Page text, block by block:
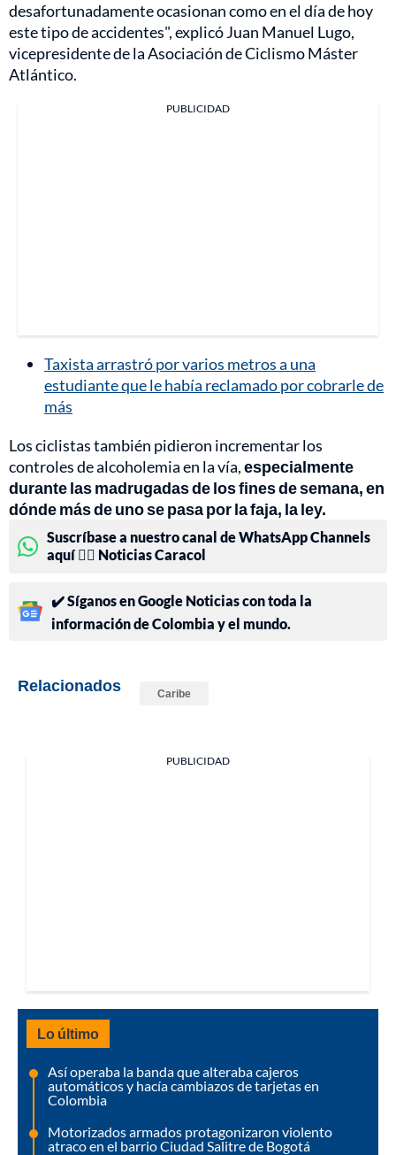
desafortunadamente ocasionan como en el día de hoy
este tipo de accidentes", explicó Juan Manuel Lugo,
vicepresidente de la Asociación de Ciclismo Máster
Atlántico.
PUBLICIDAD
Taxista arrastró por varios metros a una
estudiante que le había reclamado por cobrarle de
más
Los ciclistas también pidieron incrementar los
controles de alcoholemia en la vía,especialmente
durante las madrugadas de los fines de semana, en
dónde más de uno se pasa por la faja, la ley.
Suscríbase a nuestro canal de WhatsApp Channels
aquí 👉🏻 Noticias Caracol
✔️ Síganos en Google Noticias con toda la
información de Colombia y el mundo.
Relacionados Caribe
PUBLICIDAD
Lo último
Así operaba la banda que alteraba cajeros
automáticos y hacía cambiazos de tarjetas en
Colombia
Motorizados armados protagonizaron violento
atraco en el barrio Ciudad Salitre de Bogotá